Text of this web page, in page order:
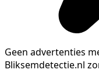
Geen advertenties
Bliksemdetectie.nl